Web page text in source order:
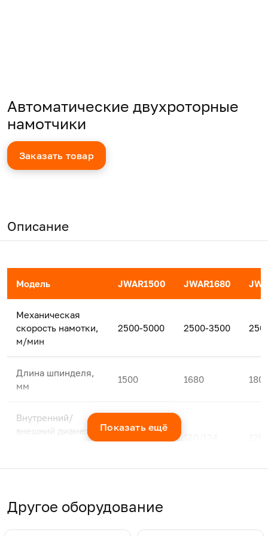
Автоматические двухроторные
намотчики
Заказать товар
Описание
Модель JWAR1500 JWAR1680
Механическая
скорость намотки,
м/мин
2500-5000 2500-3500
Длина шпинделя,
мм
1500 1680
Внутренний/
внешний диаметр
112/126
120/134
мм
8
Показать ещё
Другое оборудование